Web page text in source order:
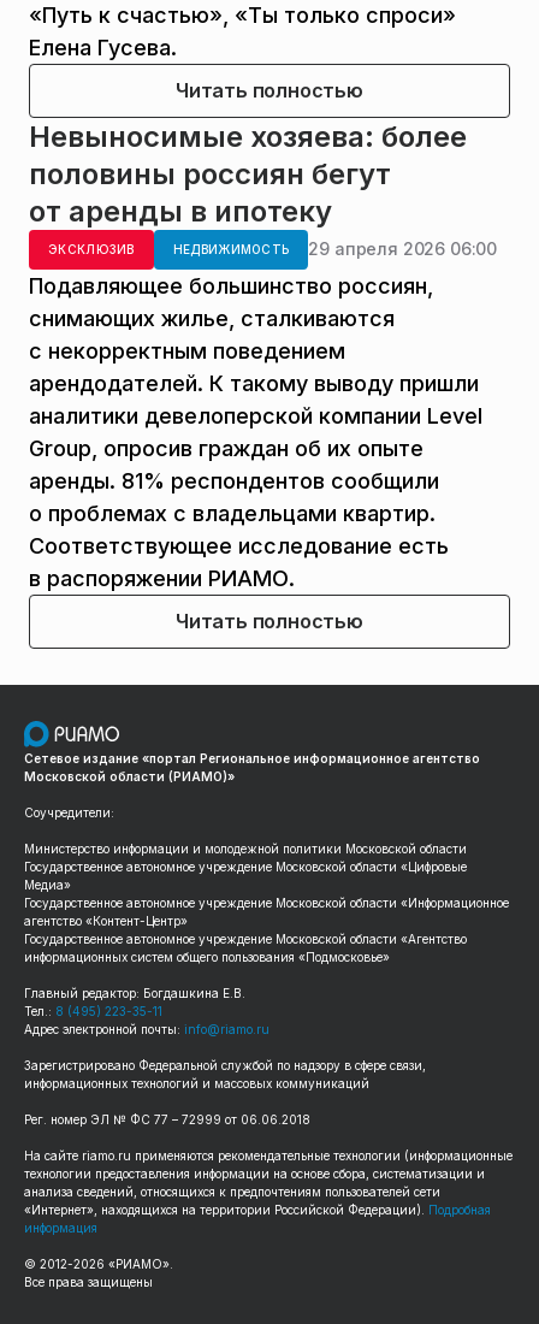
«Путь к счастью», «Ты только спроси»
Елена Гусева.
Читать полностью
Невыносимые хозяева: более
половины россиян бегут
от аренды в ипотеку
ЭКСКЛЮЗИВ НЕДВИЖИМОСТЬ 29 апреля 2026 06:00
Подавляющее большинство россиян,
снимающих жилье, сталкиваются
с некорректным поведением
арендодателей. К такому выводу пришли
аналитики девелоперской компании Level
Group, опросив граждан об их опыте
аренды. 81% респондентов сообщили
о проблемах с владельцами квартир.
Соответствующее исследование есть
в распоряжении РИАМО.
Читать полностью
Сетевое издание «портал Региональное информационное агентство
Московской области (РИАМО)»
Соучредители:
Министерство информации и молодежной политики Московской области
Государственное автономное учреждение Московской области «Цифровые
Медиа»
Государственное автономное учреждение Московской области «Информационное
агентство «Контент-Центр»
Государственное автономное учреждение Московской области «Агентство
информационных систем общего пользования «Подмосковье»
Главный редактор: Богдашкина Е.В.
Тел.: 8 (495) 223-35-11
Адрес электронной почты: info@riamo.ru
Зарегистрировано Федеральной службой по надзору в сфере связи,
информационных технологий и массовых коммуникаций
Рег. номер ЭЛ № ФС 77 – 72999 от 06.06.2018
На сайте riamo.ru применяются рекомендательные технологии (информационные
технологии предоставления информации на основе сбора, систематизации и
анализа сведений, относящихся к предпочтениям пользователей сети
«Интернет», находящихся на территории Российской Федерации). Подробная
информация
© 2012-2026 «РИАМО».
Все права защищены